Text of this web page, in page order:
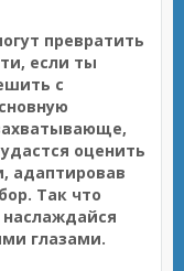
превратить
если ты
с
оценить
адаптировав
Так что
наслаждайся
глазами.